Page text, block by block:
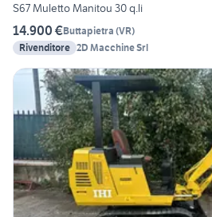
S67 Muletto Manitou 30 q.li
14.900 €Buttapietra (VR)
Rivenditore 2D Macchine Srl